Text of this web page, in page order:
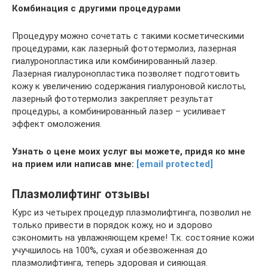
Комбинация с другими процедурами
Процедуру можно сочетать с такими косметическими
процедурами, как лазерный фототермолиз, лазерная
гиалуронопластика или комбинированный лазер.
Лазерная гиалуронопластика позволяет подготовить
кожу к увеличению содержания гиалуроновой кислоты,
лазерный фототермолиз закрепляет результат
процедуры, а комбинированный лазер – усиливает
эффект омоложения.
Узнать о цене моих услуг вы можете, придя ко мне
на прием или написав мне: [email protected]
Плазмолифтинг отзывы
Курс из четырех процедур плазмолифтинга, позволил не
только привести в порядок кожу, но и здорово
сэкономить на увлажняющем креме! Т.к. состояние кожи
учучшилось на 100%, сухая и обезвоженная до
плазмолифтинга, теперь здоровая и сияющая.